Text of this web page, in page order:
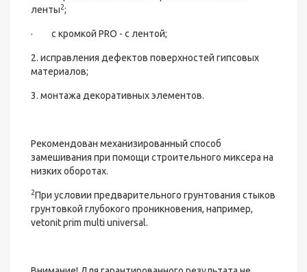
ленты2;
· с кромкой PRO - с лентой;
2. исправления дефектов поверхностей гипсовых
материалов;
3. монтажа декоративных элементов.
Рекомендован механизированный способ
замешивания при помощи строительного миксера на
низких оборотах.
2При условии предварительного грунтования стыков
грунтовкой глубокого проникновения, например,
vetonit prim multi universal.